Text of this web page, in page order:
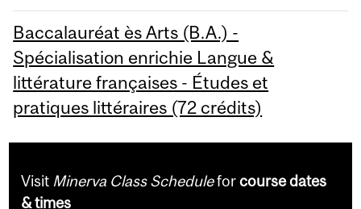
Baccalauréat ès Arts (B.A.) -
Spécialisation enrichie Langue &
littérature françaises - Études et
pratiques littéraires (72 crédits)
Visit Minerva Class Scheduleforcourse dates
& times